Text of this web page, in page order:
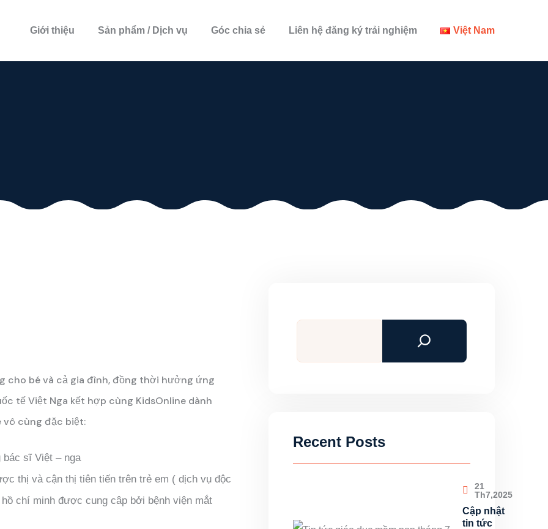
Giới thiệu Sản phẩm / Dịch vụ Góc chia sẻ Liên hệ đăng ký trải nghiệm Việt Nam
cho bé và cả gia đình, đồng thời hưởng ứng
tế Việt Nga kết hợp cùng KidsOnline dành
vô cùng đặc biệt:
bác sĩ Việt – nga
thị và cận thị tiên tiến trên trẻ em ( dịch vụ độc
chí minh được cung câp bởi bệnh viện mắt
Tìm
Recent Posts
21
Th7,2025
Cập nhật
tin tức